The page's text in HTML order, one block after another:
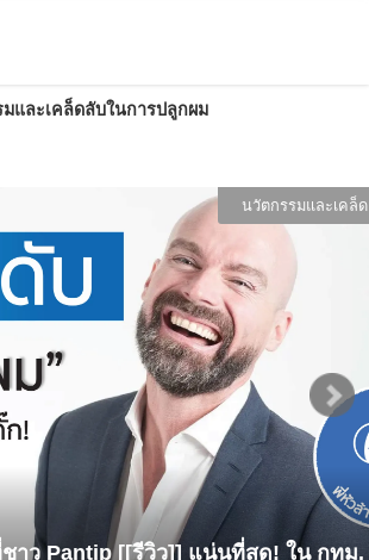
และเคล็ดลับในการปลูกผม
ปลูกผม Dr Orn Clinic ราคาถูกแพงดี